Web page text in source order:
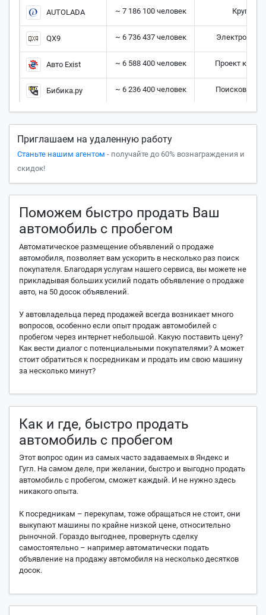
AUTOLADA ~ 7 186 100 человек
QX9 ~ 6 736 437 человек
Авто Exist ~ 6 588 400 человек Проект
Бибика.ру ~ 6 236 400 человек Поисковая
Сars.ru ~ 5 120 300 человек
ЗаАвто
АвтоПинг ~ 4 799 200 человек
Авто Mail.ru ~ 4 779 200 человек
AutoDmir ~ 4 734 600 человек
CarsGuru.net ~ 3 884 000 человек Журнал,
Avto-Russia ~ 3 365 400 человек
АвтоНавигатор.ру ~ 2 952 864 человек Помощь в
Турбодилер ~ 2 740 100 человек
Авторамблер ~ 2 688 100 человек
Шанс ~ 2 560 000 человек Старейшая
Pogazam ~ 2 397 400 человек
Avto25 ~ 2 381 700 человек База
Приглашаем на удаленную работу
Станьте нашим агентом - получайте до 60% вознаграждения и
скидок!
Поможем быстро продать Ваш
автомобиль с пробегом
Автоматическое размещение объявлений о продаже
автомобиля, позволяет вам ускорить в несколько раз поиск
покупателя. Благодаря услугам нашего сервиса, вы можете не
прикладывая больших усилий подать объявление о продаже
авто, на 50 досок объявлений.
У автовладельца перед продажей всегда возникает много
вопросов, особенно если опыт продаж автомобилей с
пробегом через интернет небольшой. Какую поставить цену?
Как вести диалог с потенциальными покупателями? А может
стоит обратиться к посредникам и продать им свою машину
за несколько минут?
Как и где, быстро продать
автомобиль с пробегом
Этот вопрос один из самых часто задаваемых в Яндекс и
Гугл. На самом деле, при желании, быстро и выгодно продать
автомобиль с пробегом, сможет каждый. И не нужно здесь
никакого опыта.
К посредникам – перекупам, тоже обращаться не стоит, они
выкупают машины по крайне низкой цене, относительно
рыночной. Гораздо выгоднее, провернуть сделку
самостоятельно – например автоматически подать
объявление на продажу автомобиля на несколько десятков
досок.